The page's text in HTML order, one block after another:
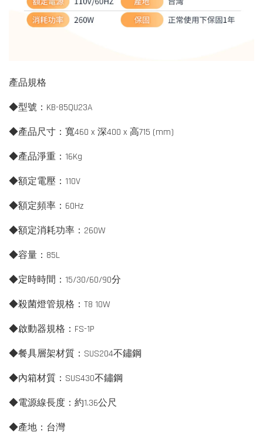
產品規格
◆型號：KB-85QU23A
◆產品尺寸：寬460 x 深400 x 高715 (mm)
◆產品淨重：16Kg
◆額定電壓：110V
◆額定頻率：60Hz
◆額定消耗功率：260W
◆容量：85L
◆定時時間：15/30/60/90分
◆殺菌燈管規格：T8 10W
◆啟動器規格：FS-1P
◆餐具層架材質：SUS204不鏽鋼
◆內箱材質：SUS430不鏽鋼
◆電源線長度：約1.36公尺
◆產地：台灣